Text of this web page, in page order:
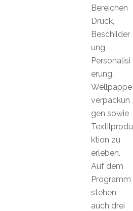
Bereichen
Druck,
Beschilder
ung,
Personalisi
erung,
Wellpappe
verpackun
gen sowie
Textilprodu
ktion zu
erleben.
Auf dem
Programm
stehen
auch drei